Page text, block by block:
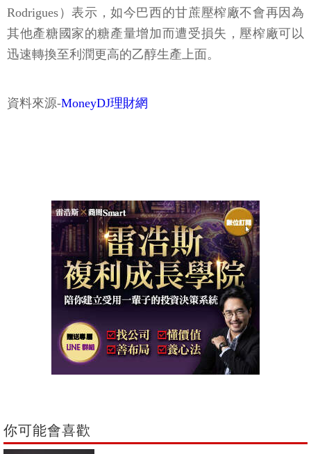
Rodrigues）表示，如今巴西的甘蔗壓榨廠不會再因為
其他產糖國家的糖產量增加而遭受損失，壓榨廠可以
迅速轉換至利潤更高的乙醇生產上面。
資料來源-MoneyDJ理財網
你可能會喜歡